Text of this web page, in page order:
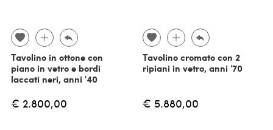
Tavolino in ottone con
piano in vetro e bordi
laccati neri, anni '40
€ 2.800,00
Tavolino cromato con 2
ripiani in vetro, anni '70
€ 5.880,00